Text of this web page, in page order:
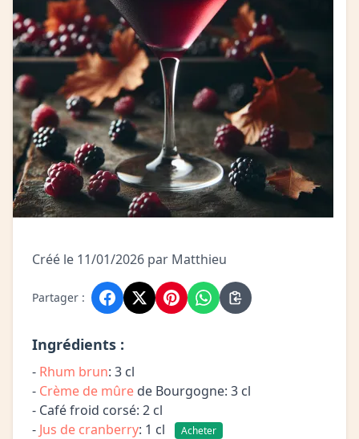
Créé le 11/01/2026 par Matthieu
Partager :
Ingrédients :
- Rhum brun: 3 cl
- Crème de mûre de Bourgogne: 3 cl
- Café froid corsé: 2 cl
- Jus de cranberry: 1 cl Acheter